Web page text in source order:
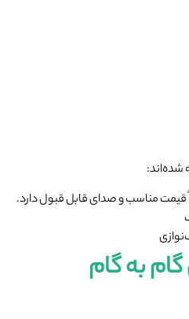
شده‌اند:
قیمت مناسب و صدای قابل قبول دارد.
به گام